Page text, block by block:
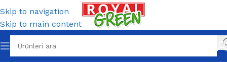
Skip to navigation
Skip to main content